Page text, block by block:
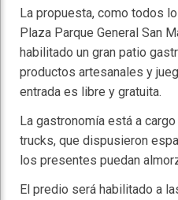
La propuesta, como todos
Plaza Parque General San
habilitado un gran patio
productos artesanales y
entrada es libre y gratuita.
La gastronomía está a
trucks, que dispusieron
los presentes puedan
El predio será habilitado a